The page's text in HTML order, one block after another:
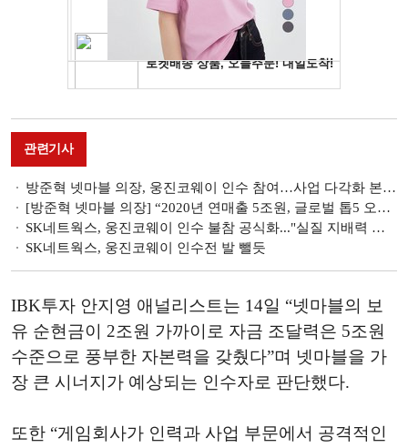
관련기사
방준혁 넷마블 의장, 웅진코웨이 인수 참여…사업 다각화 본격 나서
[방준혁 넷마블 의장] “2020년 연매출 5조원, 글로벌 톱5 오를 터”
SK네트웍스, 웅진코웨이 인수 불참 공식화..."실질 지배력 불확실"
SK네트웍스, 웅진코웨이 인수전 발 뺄듯
IBK투자 안지영 애널리스트는 14일 “넷마블의 보
유 순현금이 2조원 가까이로 자금 조달력은 5조원
수준으로 풍부한 자본력을 갖췄다”며 넷마블을 가
장 큰 시너지가 예상되는 인수자로 판단했다.
또한 “게임회사가 인력과 사업 부문에서 공격적인